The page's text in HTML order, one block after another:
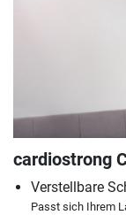
cardiostrong
Verstellbare
Passt sich Ihrem